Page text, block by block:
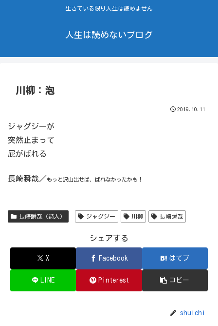
生きている限り人生は読めません
人生は読めないブログ
川柳：泡
2019.10.11
ジャグジーが
突然止まって
屁がばれる
長崎瞬哉／もっと沢山出せば、ばれなかったかも！
長崎瞬哉（詩人） ジャグジー 川柳 長崎瞬哉
シェアする
X Facebook はてブ
LINE Pinterest コピー
shuichi